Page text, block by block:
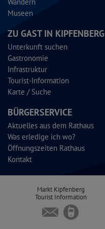
Museen
ZU GAST IN KIPFENBERG
Unterkunft suchen
Gastronomie
Infrastruktur
Tourist-Information
Karte / Suche
BÜRGERSERVICE
Aktuelles aus dem Rathaus
Was erledige ich wo?
Öffnungszeiten Rathaus
Kontakt
Markt Kipfenberg
Tourist Information